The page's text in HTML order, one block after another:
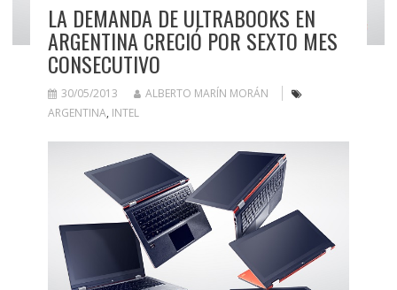
LA DEMANDA DE ULTRABOOKS EN
ARGENTINA CRECIÓ POR SEXTO MES
CONSECUTIVO
30/05/2013
ALBERTO MARÍN MORÁN
ARGENTINA, INTEL